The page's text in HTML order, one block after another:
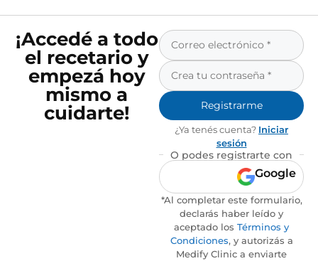
¡Accedé a todo
el recetario y
empezá hoy
mismo a
cuidarte!
Registrarme
¿Ya tenés cuenta? Iniciar
sesión
O podes registrarte con
Google
*Al completar este formulario,
declarás haber leído y
aceptado los Términos y
Condiciones, y autorizás a
Medify Clinic a enviarte